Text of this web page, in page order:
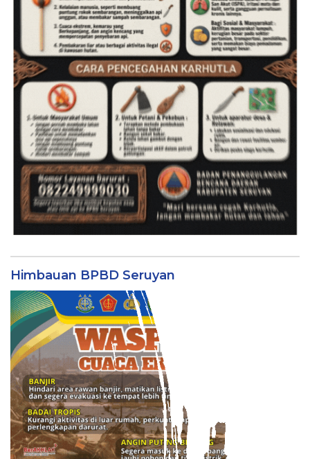
Himbauan BPBD Seruyan